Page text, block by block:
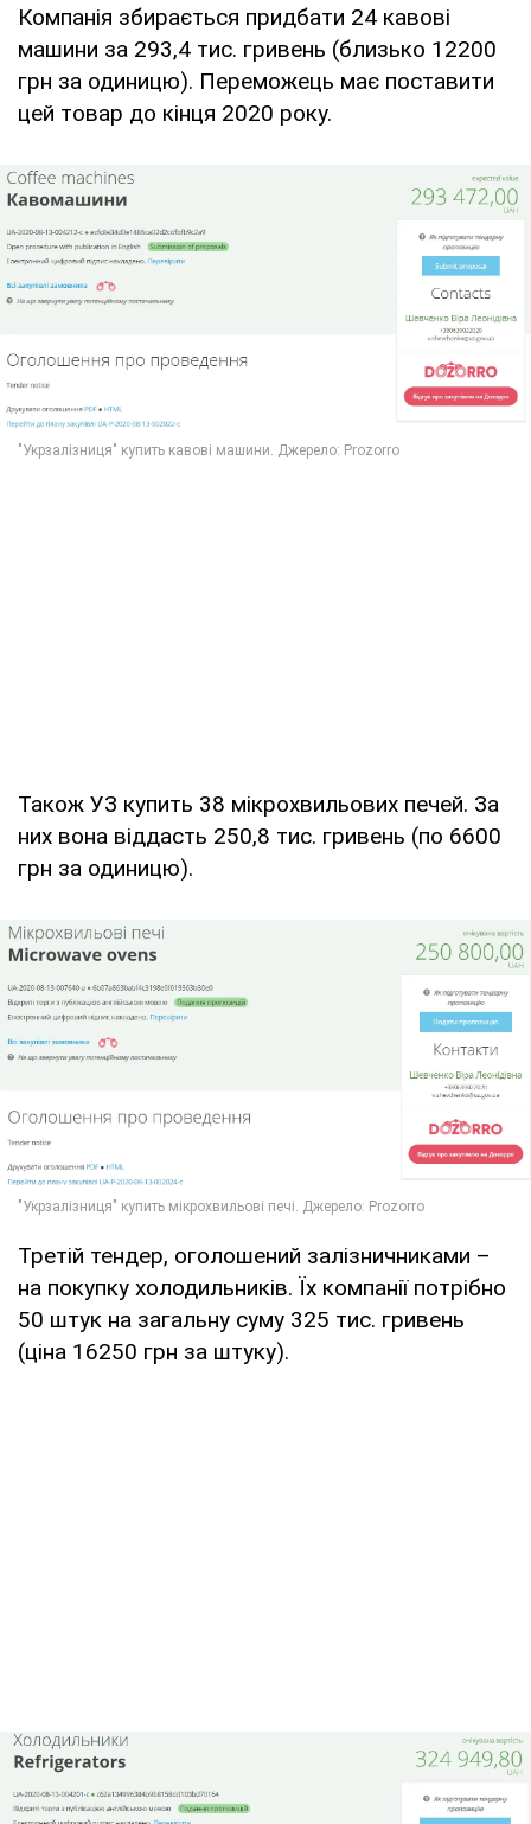
Компанія збирається придбати 24 кавові
машини за 293,4 тис. гривень (близько 12200
грн за одиницю). Переможець має поставити
цей товар до кінця 2020 року.
Також УЗ купить 38 мікрохвильових печей. За
них вона віддасть 250,8 тис. гривень (по 6600
грн за одиницю).
Третій тендер, оголошений залізничниками –
на покупку холодильників. Їх компанії потрібно
50 штук на загальну суму 325 тис. гривень
(ціна 16250 грн за штуку).